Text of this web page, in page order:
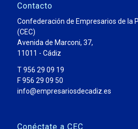
Contacto
Confederación de Empresarios de la
(CEC)
Avenida de Marconi, 37,
11011 - Cádiz
T 956 29 09 19
F 956 29 09 50
info@empresariosdecadiz.es
Conéctate a CEC